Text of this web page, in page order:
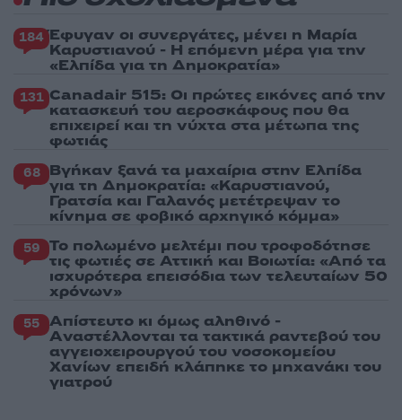
184 Έφυγαν οι συνεργάτες, μένει η Μαρία
Καρυστιανού - Η επόμενη μέρα για την
«Ελπίδα για τη Δημοκρατία»
131 Canadair 515: Οι πρώτες εικόνες από την
κατασκευή του αεροσκάφους που θα
επιχειρεί και τη νύχτα στα μέτωπα της
φωτιάς
68 Βγήκαν ξανά τα μαχαίρια στην Ελπίδα
για τη Δημοκρατία: «Καρυστιανού,
Γρατσία και Γαλανός μετέτρεψαν το
κίνημα σε φοβικό αρχηγικό κόμμα»
59 Το πολωμένο μελτέμι που τροφοδότησε
τις φωτιές σε Αττική και Βοιωτία: «Από τα
ισχυρότερα επεισόδια των τελευταίων 50
χρόνων»
55 Απίστευτο κι όμως αληθινό -
Aναστέλλονται τα τακτικά ραντεβού του
αγγειοχειρουργού του νοσοκομείου
Χανίων επειδή κλάπηκε το μηχανάκι του
γιατρού